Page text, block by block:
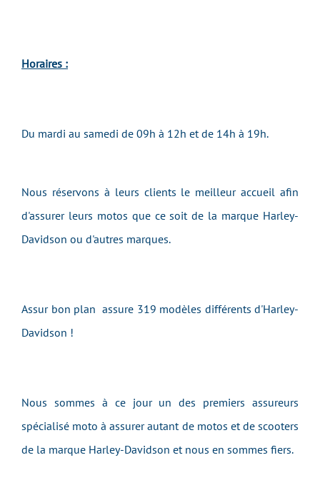
Horaires :
Du mardi au samedi de 09h à 12h et de 14h à 19h.
Nous réservons à leurs clients le meilleur accueil afin
d'assurer leurs motos que ce soit de la marque Harley-
Davidson ou d'autres marques.
Assur bon plan assure 319 modèles différents d'Harley-
Davidson !
Nous sommes à ce jour un des premiers assureurs
spécialisé moto à assurer autant de motos et de scooters
de la marque Harley-Davidson et nous en sommes fiers.